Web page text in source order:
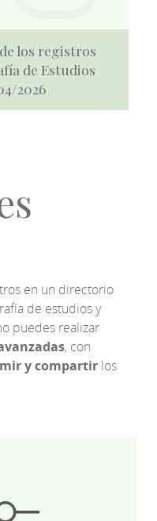
los registros
de Estudios
2026
en un directorio
de estudios y
puedes realizar
, con
y compartir los